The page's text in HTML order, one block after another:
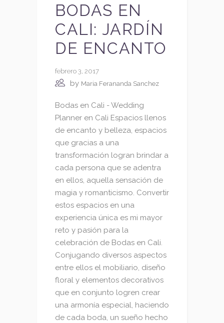
BODAS EN
CALI: JARDÍN
DE ENCANTO
febrero 3, 2017
by Maria Ferananda Sanchez
Bodas en Cali - Wedding
Planner en Cali Espacios llenos
de encanto y belleza, espacios
que gracias a una
transformación logran brindar a
cada persona que se adentra
en ellos, aquella sensación de
magia y romanticismo. Convertir
estos espacios en una
experiencia única es mi mayor
reto y pasión para la
celebración de Bodas en Cali.
Conjugando diversos aspectos
entre ellos el mobiliario, diseño
floral y elementos decorativos
que en conjunto logren crear
una armonía especial, haciendo
de cada boda, un sueño hecho